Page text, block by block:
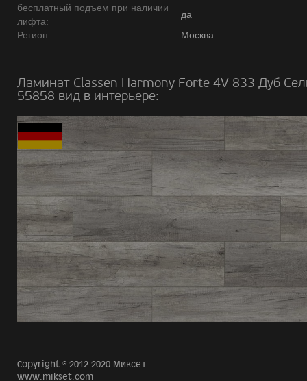
бесплатный подъем при наличии
лифта:
да
Регион:
Москва
Ламинат Classen Harmony Forte 4V 833 Дуб
55858 вид в интерьере:
Copyright © 2012-2020 Миксет
www.mikset.com